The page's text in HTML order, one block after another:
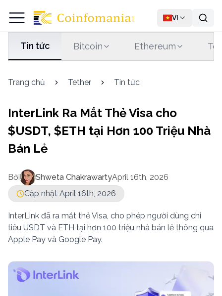
VI
Tin tức Bitcoin Ethereum
Trang chủ Tether Tin tức
InterLink Ra Mắt Thẻ Visa cho
$USDT, $ETH tại Hơn 100 Triệu Nhà
Bán Lẻ
Bởi Shweta ChakrawartyApril 16th, 2026
Cập nhật April 16th, 2026
InterLink đã ra mắt thẻ Visa, cho phép người dùng chi
tiêu USDT và ETH tại hơn 100 triệu nhà bán lẻ thông qua
Apple Pay và Google Pay.